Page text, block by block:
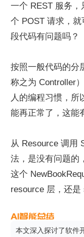
一个 REST 服务
个 POST 请求，
段代码有问题吗？
按照一般代码的分
称之为 Controller
人的编程习惯，所
能再正常了，这能
从 Resource 调用
法，是没有问题的
这个
resource 层，还是
本文深入探讨了软件